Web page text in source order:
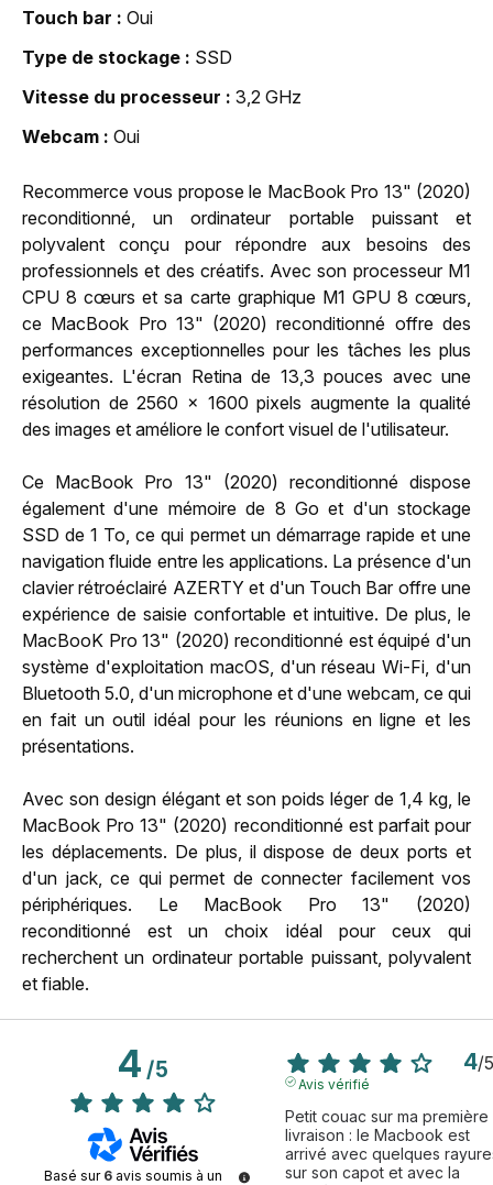
Touch bar
Oui
Type de stockage
SSD
Vitesse du processeur
3,2 GHz
Webcam
Oui
Recommerce vous propose le MacBook Pro 13" (2020)
reconditionné, un ordinateur portable puissant et
polyvalent conçu pour répondre aux besoins des
professionnels et des créatifs. Avec son processeur M1
CPU 8 cœurs et sa carte graphique M1 GPU 8 cœurs,
ce MacBook Pro 13" (2020) reconditionné offre des
performances exceptionnelles pour les tâches les plus
exigeantes. L'écran Retina de 13,3 pouces avec une
résolution de 2560 x 1600 pixels augmente la qualité
des images et améliore le confort visuel de l'utilisateur.
Ce MacBook Pro 13" (2020) reconditionné dispose
également d'une mémoire de 8 Go et d'un stockage
SSD de 1 To, ce qui permet un démarrage rapide et une
navigation fluide entre les applications. La présence d'un
clavier rétroéclairé AZERTY et d'un Touch Bar offre une
expérience de saisie confortable et intuitive. De plus, le
MacBooK Pro 13" (2020) reconditionné est équipé d'un
système d'exploitation macOS, d'un réseau Wi-Fi, d'un
Bluetooth 5.0, d'un microphone et d'une webcam, ce qui
en fait un outil idéal pour les réunions en ligne et les
présentations.
Avec son design élégant et son poids léger de 1,4 kg, le
MacBook Pro 13" (2020) reconditionné est parfait pour
les déplacements. De plus, il dispose de deux ports et
d'un jack, ce qui permet de connecter facilement vos
périphériques. Le MacBook Pro 13" (2020)
reconditionné est un choix idéal pour ceux qui
recherchent un ordinateur portable puissant, polyvalent
et fiable.
4/5
Basé sur 6 avis soumis à un
4/5
Avis vérifié
Petit couac sur ma première
livraison : le Macbook est
arrivé avec quelques
sur son capot et avec la